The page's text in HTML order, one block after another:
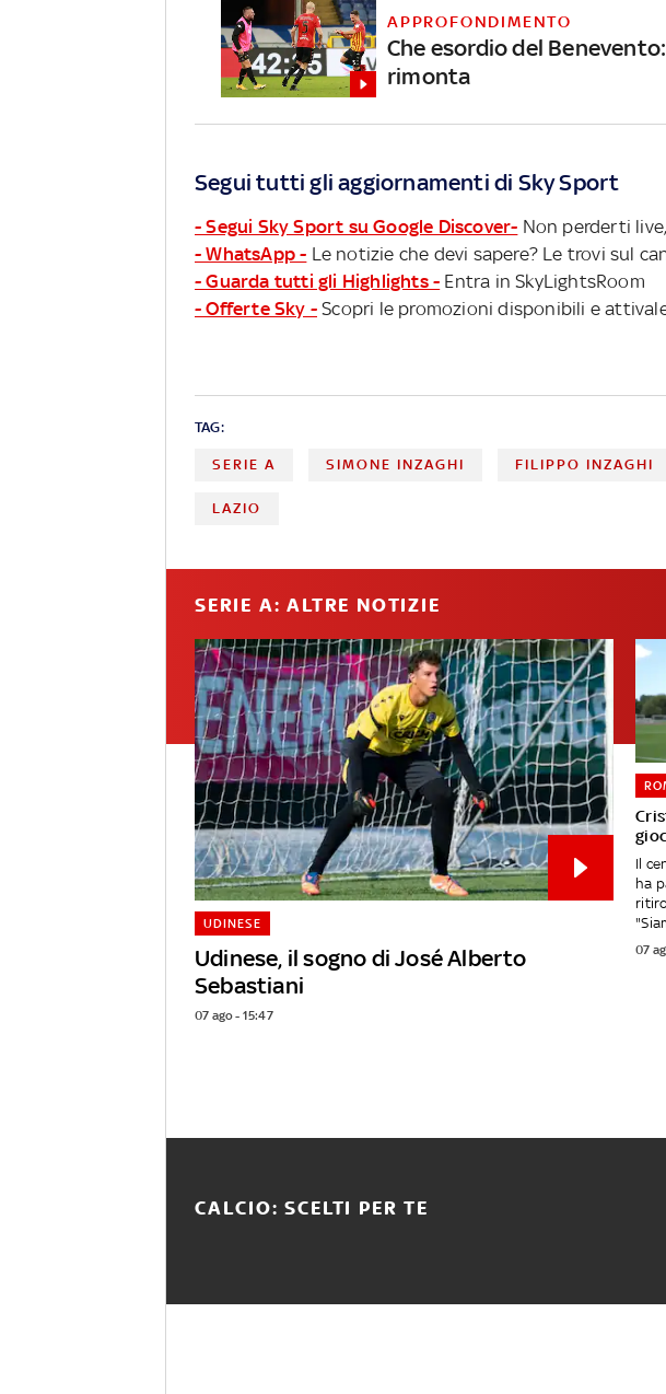
APPROFONDIMENTO
Che esordio del
rimonta
Segui tutti gli aggiornamenti di Sky Sport
- Segui Sky Sport su Google Discover- Non perderti
- WhatsApp - Le notizie che devi sapere? Le trovi sul
- Guarda tutti gli Highlights - Entra in SkyLightsRoom
- Offerte Sky - Scopri le promozioni disponibili e
TAG:
SERIE A SIMONE INZAGHI FILIPPO INZAGHI
LAZIO
SERIE A: ALTRE NOTIZIE
Udinese, il sogno di José Alberto
Sebastiani
UDINESE
07 ago - 15:47
Il
ha
07
CALCIO: SCELTI PER TE